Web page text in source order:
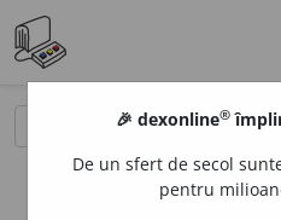
🎉 dexonline®
De un sfert de secol
pentru